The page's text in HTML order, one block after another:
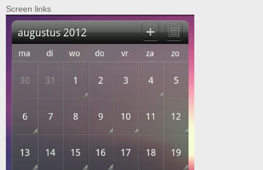
Screen links